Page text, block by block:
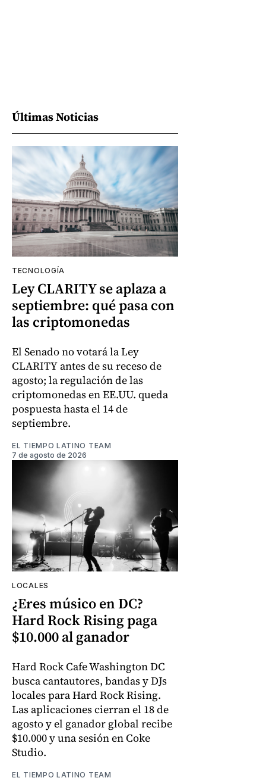
Últimas Noticias
TECNOLOGÍA
Ley CLARITY se aplaza a
septiembre: qué pasa con
las criptomonedas
El Senado no votará la Ley
CLARITY antes de su receso de
agosto; la regulación de las
criptomonedas en EE.UU. queda
pospuesta hasta el 14 de
septiembre.
EL TIEMPO LATINO TEAM
7 de agosto de 2026
LOCALES
¿Eres músico en DC?
Hard Rock Rising paga
$10.000 al ganador
Hard Rock Cafe Washington DC
busca cantautores, bandas y DJs
locales para Hard Rock Rising.
Las aplicaciones cierran el 18 de
agosto y el ganador global recibe
$10.000 y una sesión en Coke
Studio.
EL TIEMPO LATINO TEAM